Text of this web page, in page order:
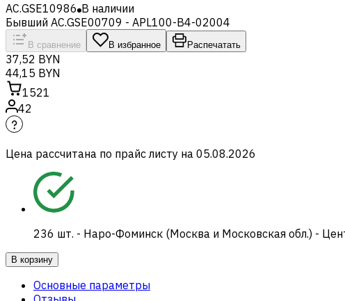
AC.GSE10986 В наличии
Бывший AC.GSE00709 - APL100-B4-02004
В сравнение В избранное Распечатать
37,52 BYN
44,15 BYN
1521
42
Цена рассчитана по прайс листу на 05.08.2026
236 шт. - Наро-Фоминск (Москва и Московская обл.) -
В корзину
Основные параметры